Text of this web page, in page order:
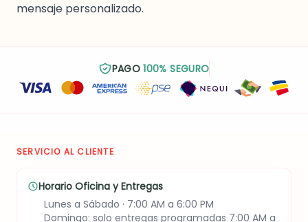
mensaje personalizado.
PAGO100% SEGURO
SERVICIO AL CLIENTE
Horario Oficina y Entregas
Lunes a Sábado · 7:00 AM a 6:00 PM
Domingo: solo entregas programadas 7:00 AM a